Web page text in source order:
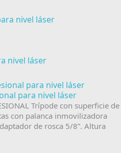
nivel láser
para nivel láser
Trípode con superficie de
con palanca inmovilizadora
de rosca 5/8”. Altura